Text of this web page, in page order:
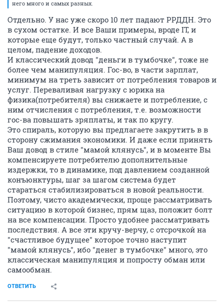
него много и самых разных.
Отдельно. У нас уже скоро 10 лет падают РРДДН. Это
в сухом остатке. И все Ваши примеры, вроде IT, и
которые еще будут, только частный случай. А в
целом, падение доходов.
И классический довод "деньги в тумбочке", тоже не
более чем манипуляция. Гос-во, в части зарплат,
минимум на треть зависит от потребления товаров и
услуг. Переваливая нагрузку с юрика на
физика(потребителя) вы снижаете и потребление, с
ним отчисления с потребления, т.е. возможности
гос-ва повышать зряплаты, и так по кругу.
Это спираль, которую вы предлагаете закрутить в в
сторону сжимания экономики. И даже если принять
Ваш довод в стиле "мамой клянусь", и в моменте Вы
компенсируете потребителю дополнительные
издержки, то в динамике, под давлением созданной
конъюнктуры, шаг за шагом система будет
стараться стабилизироваться в новой реальности.
Поэтому, чисто академически, проще рассматривать
ситуацию в которой бизнес, прям щаз, положит болт
на все компенсации. Просто удобнее рассматривать
последствия. А все эти кручу-верчу, с отсрочкой на
"счастливое будущее" которое точно наступит
"мамой клянусь", ибо "денег в тумбочке" много, это
классическая манипуляция и попросту обман или
самообман.
ОТВЕТИТЬ